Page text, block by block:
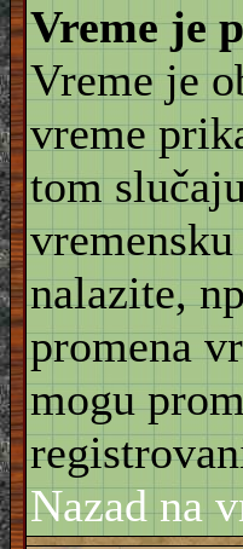
Vreme je
Vreme je
vreme
tom
nalazite,
promena
mogu
Nazad na